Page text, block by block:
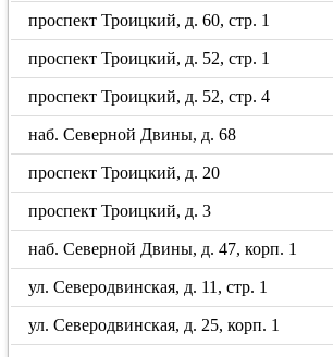
проспект Троицкий, д. 60, стр. 1
проспект Троицкий, д. 52, стр. 1
проспект Троицкий, д. 52, стр. 4
наб. Северной Двины, д. 68
проспект Троицкий, д. 20
проспект Троицкий, д. 3
наб. Северной Двины, д. 47, корп. 1
ул. Северодвинская, д. 11, стр. 1
ул. Северодвинская, д. 25, корп. 1